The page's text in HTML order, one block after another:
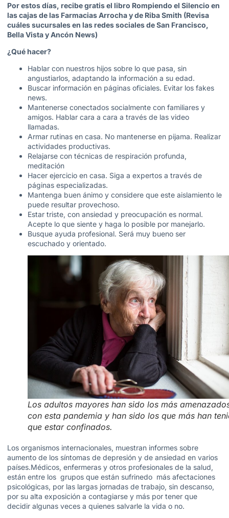
Por estos días, recibe gratis el libro Rompiendo el Silencio en
las cajas de las Farmacias Arrocha y de Riba Smith (Revisa
cuáles sucursales en las redes sociales de San Francisco,
Bella Vista y Ancón News)
¿Qué hacer?
Hablar con nuestros hijos sobre lo que pasa, sin
angustiarlos, adaptando la información a su edad.
Buscar información en páginas oficiales. Evitar los fakes
news.
Mantenerse conectados socialmente con familiares y
amigos. Hablar cara a cara a través de las video
llamadas.
Armar rutinas en casa. No mantenerse en pijama. Realizar
actividades productivas.
Relajarse con técnicas de respiración profunda,
meditación
Hacer ejercicio en casa. Siga a expertos a través de
páginas especializadas.
Mantenga buen ánimo y considere que este aislamiento le
puede resultar provechoso.
Estar triste, con ansiedad y preocupación es normal.
Acepte lo que siente y haga lo posible por manejarlo.
Busque ayuda profesional. Será muy bueno ser
escuchado y orientado.
Los adultos mayores han sido los más
con esta pandemia y han sido los que más han
que estar confinados.
Los organismos internacionales, muestran informes sobre
aumento de los síntomas de depresión y de ansiedad en varios
países.Médicos, enfermeras y otros profesionales de la salud,
están entre los grupos que están sufrinedo más afectaciones
psicológicas, por las largas jornadas de trabajo, sin descanso,
por su alta exposición a contagiarse y más por tener que
decidir algunas veces a quienes salvarle la vida o no.